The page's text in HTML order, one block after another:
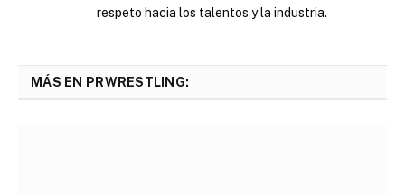
respeto hacia los talentos y la industria.
MÁS EN PRWRESTLING: